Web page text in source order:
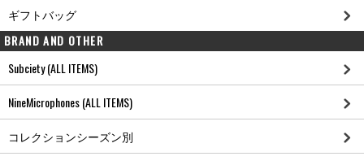
ギフトバッグ
BRAND AND OTHER
Subciety (ALL ITEMS)
NineMicrophones (ALL ITEMS)
コレクションシーズン別